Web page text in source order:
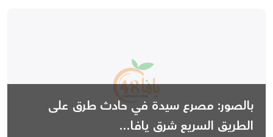
بالصور: مصرع سيدة في حادث طرق على
الطريق السريع شرق يافا...